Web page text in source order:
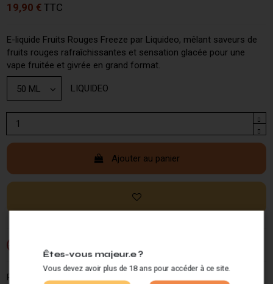
19,90 €TTC
E-liquide Fruits Rouges Freeze par Liquideo, mêlant saveurs de
fruits rouges rafraîchissantes et sensation glacée pour une
vape fruitée et givrée en grand format.
LIQUIDEO
Ajouter au panier
Partagez ce produit :
Êtes-vous majeur.e ?
Vous devez avoir plus de 18 ans pour accéder à ce site.